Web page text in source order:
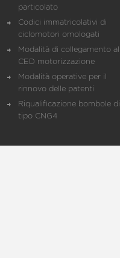
particolato
Codici immatricolativi di
ciclomotori omologati
Modalità di collegamento al
CED motorizzazione
Modalità operative per il
rinnovo delle patenti
Riqualificazione bombole di
tipo CNG4